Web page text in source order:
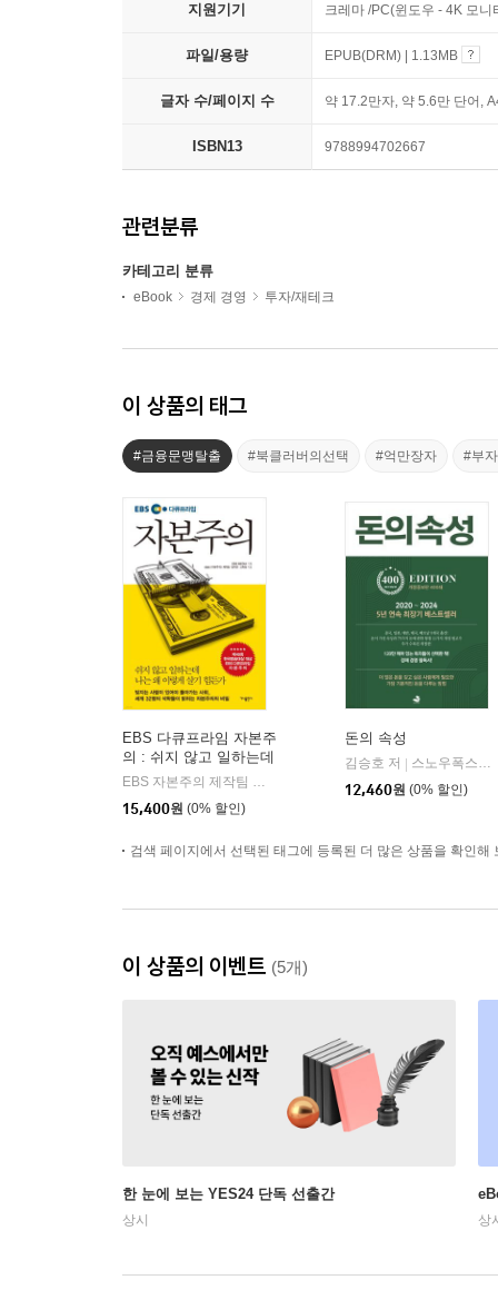
지원기기 크레마 /PC(윈도우 - 4K 모
파일/용량 EPUB(DRM) | 1.13MB
글자 수/페이지 수 약 17.2만자, 약 5.6만 단어,
ISBN13 9788994702667
관련분류
카테고리 분류
eBook 경제 경영 투자/재테크
이 상품의 태그
#금융문맹탈출 #북클러버의선택 #억만장자 #부
EBS 다큐프라임 자본주
의 : 쉬지 않고 일하는데
나는 왜 이렇게 살기 힘
EBS 자본주의 제작팀 저/EBS MEDIA 기획
가나출판사
15,400원 (0% 할인)
돈의 속성
김승호 저
스노우폭스북스
12,460원 (0% 할인)
검색 페이지에서 선택된 태그에 등록된 더 많은 상품을 확인해
이 상품의 이벤트 (5개)
한 눈에 보는 YES24 단독 선출간
상시 상